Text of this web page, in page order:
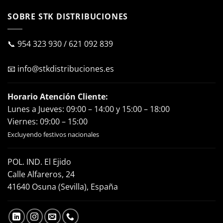
SOBRE STK DISTRIBUCIONES
📞 954 323 930/ 621 092 839
📧 info@stkdistribuciones.es
Horario Atención Cliente:
Lunes a Jueves: 09:00 – 14:00 y 15:00 – 18:00
Viernes: 09:00 – 15:00
Excluyendo festivos nacionales
POL. IND. El Ejido
Calle Alfareros, 24
41640 Osuna (Sevilla), España